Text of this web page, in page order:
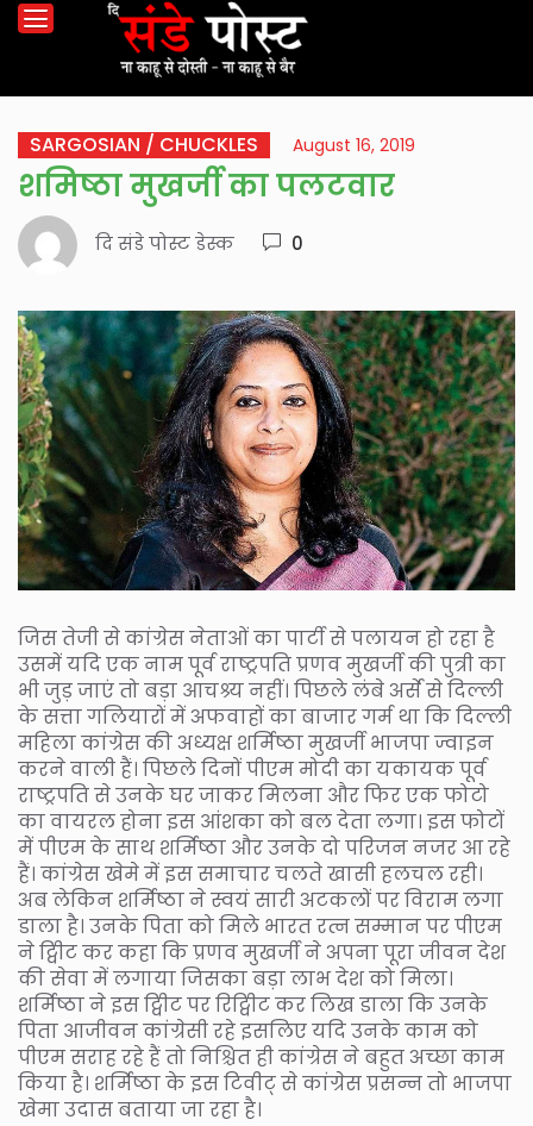
SARGOSIAN / CHUCKLES August 16, 2019
शमिष्ठा मुखर्जी का पलटवार
दि संडे पोस्ट डेस्क 0
जिस तेजी से कांग्रेस नेताओं का पार्टी से पलायन हो रहा है
उसमें यदि एक नाम पूर्व राष्ट्रपति प्रणव मुखर्जी की पुत्री का
भी जुड़ जाएं तो बड़ा आचश्र्य नहीं। पिछले लंबे अर्से से दिल्ली
के सत्ता गलियारों में अफवाहों का बाजार गर्म था कि दिल्ली
महिला कांग्रेस की अध्यक्ष शर्मिष्ठा मुखर्जी भाजपा ज्वाइन
करने वाली हैं। पिछले दिनों पीएम मोदी का यकायक पूर्व
राष्ट्रपति से उनके घर जाकर मिलना और फिर एक फोटो
का वायरल होना इस आंशका को बल देता लगा। इस फोटों
में पीएम के साथ शर्मिष्ठा और उनके दो परिजन नजर आ रहे
हैं। कांग्रेस खेमे में इस समाचार चलते खासी हलचल रही।
अब लेकिन शर्मिष्ठा ने स्वयं सारी अटकलों पर विराम लगा
डाला है। उनके पिता को मिले भारत रत्न सम्मान पर पीएम
ने ट्विीट कर कहा कि प्रणव मुखर्जी ने अपना पूरा जीवन देश
की सेवा में लगाया जिसका बड़ा लाभ देश को मिला।
शर्मिष्ठा ने इस ट्विीट पर रिट्विीट कर लिख डाला कि उनके
पिता आजीवन कांग्रेसी रहे इसलिए यदि उनके काम को
पीएम सराह रहे हैं तो निश्चित ही कांग्रेस ने बहुत अच्छा काम
किया है। शर्मिष्ठा के इस टिवीट् से कांग्रेस प्रसन्न तो भाजपा
खेमा उदास बताया जा रहा है।